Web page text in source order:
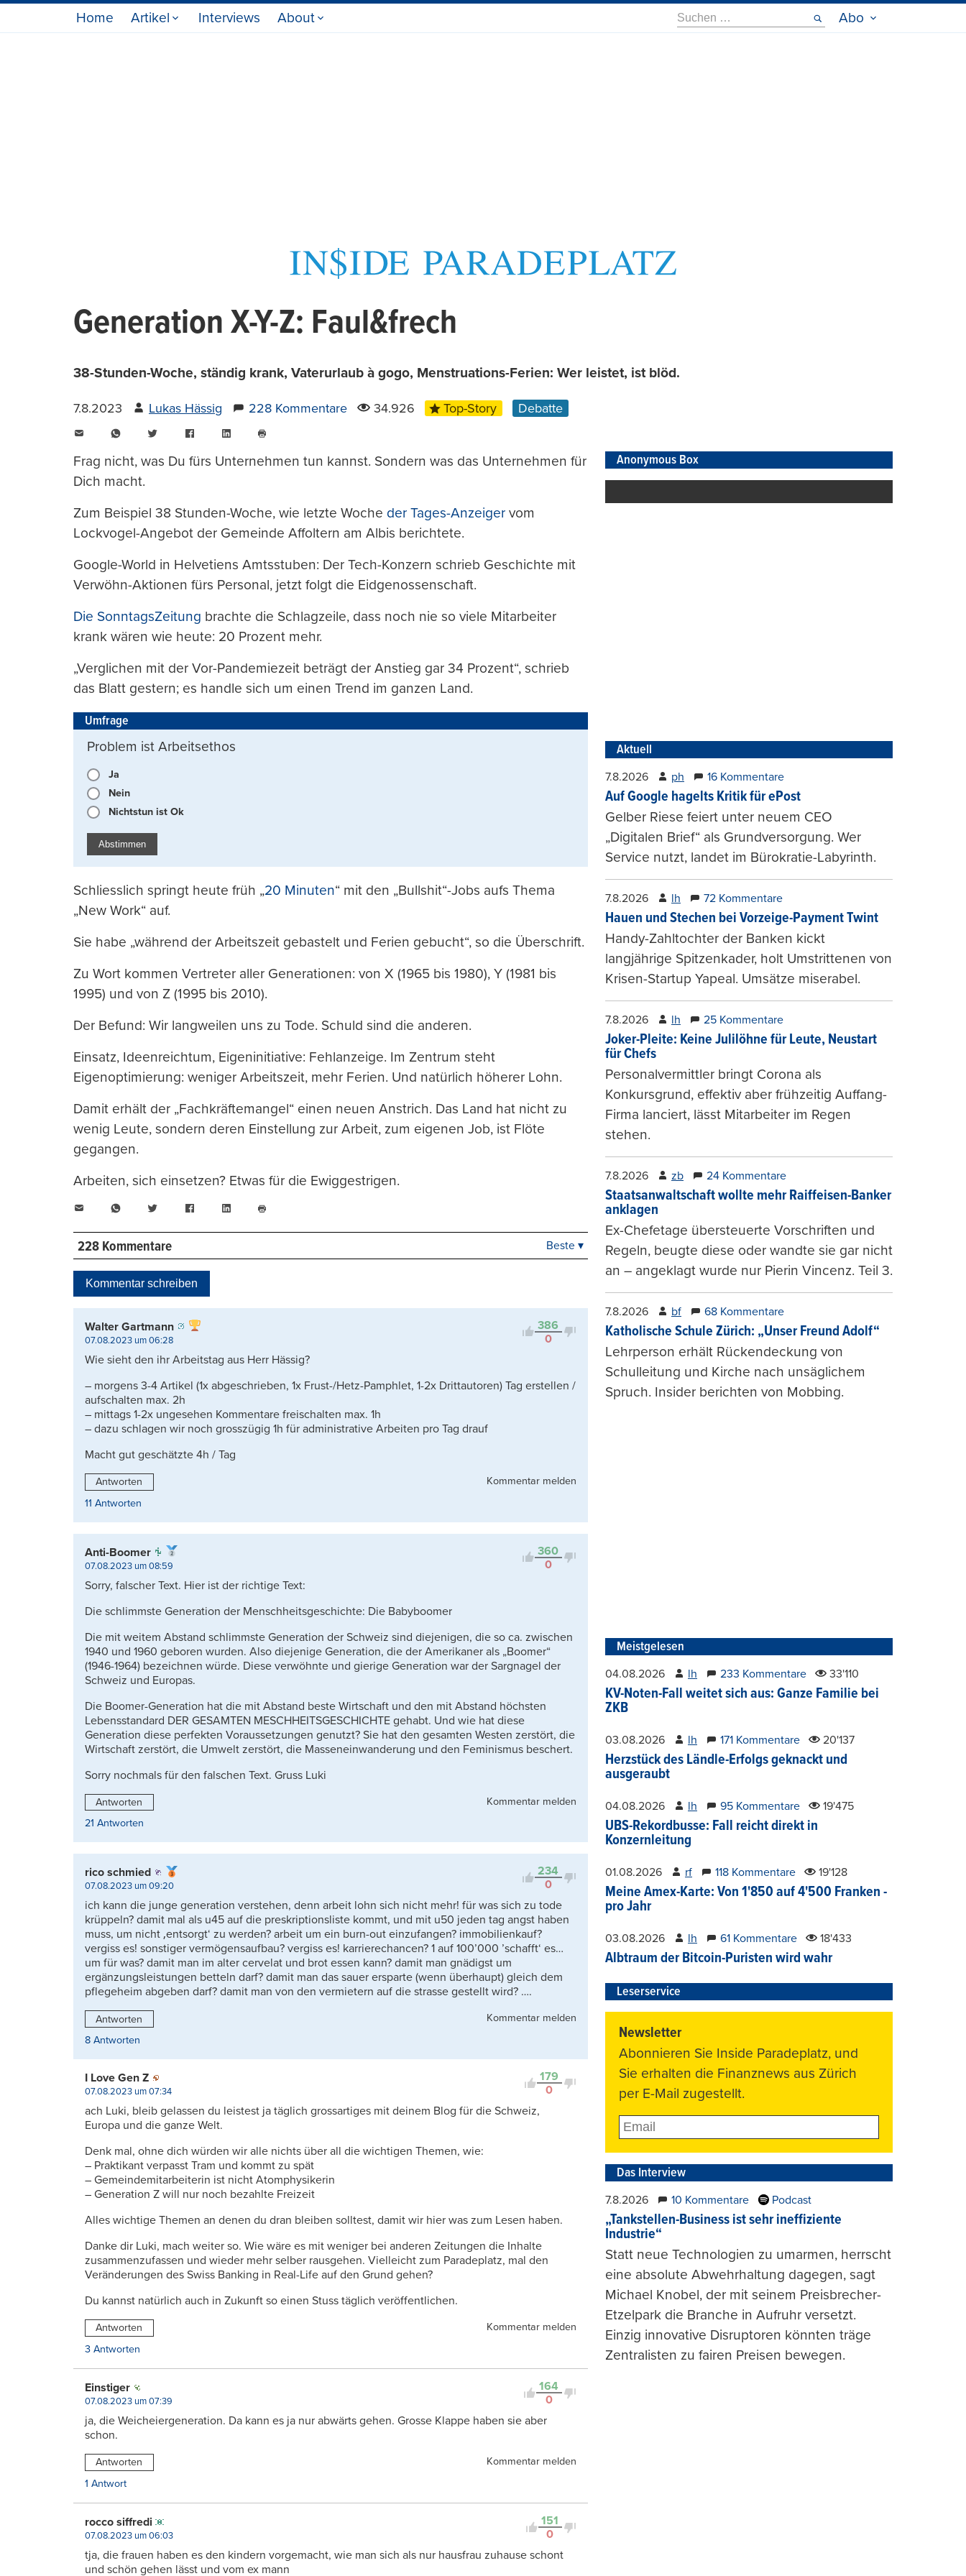
Home Artikel Interviews About
Suche
nach:
Abo
Generation X-Y-Z: Faul&frech
38-Stunden-Woche, ständig krank, Vaterurlaub à gogo, Menstruations-Ferien: Wer leistet, ist blöd.
7.8.2023 Lukas Hässig 228 Kommentare 34.926 Top-Story Debatte
WhatsAppTwitter FacebookLinkedIn
drucken
Frag nicht, was Du fürs Unternehmen tun kannst. Sondern was das Unternehmen für
Dich macht.
Zum Beispiel 38 Stunden-Woche, wie letzte Woche der Tages-Anzeiger vom
Lockvogel-Angebot der Gemeinde Affoltern am Albis berichtete.
Google-World in Helvetiens Amtsstuben: Der Tech-Konzern schrieb Geschichte mit
Verwöhn-Aktionen fürs Personal, jetzt folgt die Eidgenossenschaft.
Die SonntagsZeitung brachte die Schlagzeile, dass noch nie so viele Mitarbeiter
krank wären wie heute: 20 Prozent mehr.
„Verglichen mit der Vor-Pandemiezeit beträgt der Anstieg gar 34 Prozent“, schrieb
das Blatt gestern; es handle sich um einen Trend im ganzen Land.
Umfrage
Problem ist Arbeitsethos
Ja
Nein
Nichtstun ist Ok
Abstimmen
Schliesslich springt heute früh „20 Minuten“ mit den „Bullshit“-Jobs aufs Thema
„New Work“ auf.
Sie habe „während der Arbeitszeit gebastelt und Ferien gebucht“, so die Überschrift.
Zu Wort kommen Vertreter aller Generationen: von X (1965 bis 1980), Y (1981 bis
1995) und von Z (1995 bis 2010).
Der Befund: Wir langweilen uns zu Tode. Schuld sind die anderen.
Einsatz, Ideenreichtum, Eigeninitiative: Fehlanzeige. Im Zentrum steht
Eigenoptimierung: weniger Arbeitszeit, mehr Ferien. Und natürlich höherer Lohn.
Damit erhält der „Fachkräftemangel“ einen neuen Anstrich. Das Land hat nicht zu
wenig Leute, sondern deren Einstellung zur Arbeit, zum eigenen Job, ist Flöte
gegangen.
Arbeiten, sich einsetzen? Etwas für die Ewiggestrigen.
WhatsAppTwitter FacebookLinkedIn
drucken
228 Kommentare
Kontrovers
Beste ▾
Kommentar schreiben
386
0
Walter Gartmann
07.08.2023 um 06:28
Wie sieht den ihr Arbeitstag aus Herr Hässig?
– morgens 3-4 Artikel (1x abgeschrieben, 1x Frust-/Hetz-Pamphlet, 1-2x Drittautoren) Tag erstellen /
aufschalten max. 2h
– mittags 1-2x ungesehen Kommentare freischalten max. 1h
– dazu schlagen wir noch grosszügig 1h für administrative Arbeiten pro Tag drauf
Macht gut geschätzte 4h / Tag
Antworten
Kommentar melden
11 Antworten
360
0
Anti-Boomer
07.08.2023 um 08:59
Sorry, falscher Text. Hier ist der richtige Text:
Die schlimmste Generation der Menschheitsgeschichte: Die Babyboomer
Die mit weitem Abstand schlimmste Generation der Schweiz sind diejenigen, die so ca. zwischen
1940 und 1960 geboren wurden. Also diejenige Generation, die der Amerikaner als „Boomer“
(1946-1964) bezeichnen würde. Diese verwöhnte und gierige Generation war der Sargnagel der
Schweiz und Europas.
Die Boomer-Generation hat die mit Abstand beste Wirtschaft und den mit Abstand höchsten
Lebensstandard DER GESAMTEN MESCHHEITSGESCHICHTE gehabt. Und wie hat diese
Generation diese perfekten Voraussetzungen genutzt? Sie hat den gesamten Westen zerstört, die
Wirtschaft zerstört, die Umwelt zerstört, die Masseneinwanderung und den Feminismus beschert.
Sorry nochmals für den falschen Text. Gruss Luki
Antworten
Kommentar melden
21 Antworten
234
0
rico schmied
07.08.2023 um 09:20
ich kann die junge generation verstehen, denn arbeit lohn sich nicht mehr! für was sich zu tode
krüppeln? damit mal als u45 auf die preskriptionsliste kommt, und mit u50 jeden tag angst haben
muss, um nicht ‚entsorgt‘ zu werden? arbeit um ein burn-out einzufangen? immobilienkauf?
vergiss es! sonstiger vermögensaufbau? vergiss es! karrierechancen? 1 auf 100’000 ’schafft‘ es…
um für was? damit man im alter cervelat und brot essen kann? damit man gnädigst um
ergänzungsleistungen betteln darf? damit man das sauer ersparte (wenn überhaupt) gleich dem
pflegeheim abgeben darf? damit man von den vermietern auf die strasse gestellt wird? ….
Antworten
Kommentar melden
8 Antworten
179
0
I Love Gen Z
07.08.2023 um 07:34
ach Luki, bleib gelassen du leistest ja täglich grossartiges mit deinem Blog für die Schweiz,
Europa und die ganze Welt.
Denk mal, ohne dich würden wir alle nichts über all die wichtigen Themen, wie:
– Praktikant verpasst Tram und kommt zu spät
– Gemeindemitarbeiterin ist nicht Atomphysikerin
– Generation Z will nur noch bezahlte Freizeit
Alles wichtige Themen an denen du dran bleiben solltest, damit wir hier was zum Lesen haben.
Danke dir Luki, mach weiter so. Wie wäre es mit weniger bei anderen Zeitungen die Inhalte
zusammenzufassen und wieder mehr selber rausgehen. Vielleicht zum Paradeplatz, mal den
Veränderungen des Swiss Banking in Real-Life auf den Grund gehen?
Du kannst natürlich auch in Zukunft so einen Stuss täglich veröffentlichen.
Antworten
Kommentar melden
3 Antworten
164
0
Einstiger
07.08.2023 um 07:39
ja, die Weicheiergeneration. Da kann es ja nur abwärts gehen. Grosse Klappe haben sie aber
schon.
Antworten
Kommentar melden
1 Antwort
151
0
rocco siffredi
07.08.2023 um 06:03
tja, die frauen haben es den kindern vorgemacht, wie man sich als nur hausfrau zuhause schont
und schön gehen lässt und vom ex mann
Anonymous Box
Aktuell
7.8.2026 ph 16 Kommentare
Auf Google hagelts Kritik für ePost
Gelber Riese feiert unter neuem CEO
„Digitalen Brief“ als Grundversorgung. Wer
Service nutzt, landet im Bürokratie-Labyrinth.
7.8.2026 lh 72 Kommentare
Hauen und Stechen bei Vorzeige-Payment Twint
Handy-Zahltochter der Banken kickt
langjährige Spitzenkader, holt Umstrittenen von
Krisen-Startup Yapeal. Umsätze miserabel.
7.8.2026 lh 25 Kommentare
Joker-Pleite: Keine Julilöhne für Leute, Neustart
für Chefs
Personalvermittler bringt Corona als
Konkursgrund, effektiv aber frühzeitig Auffang-
Firma lanciert, lässt Mitarbeiter im Regen
stehen.
7.8.2026 zb 24 Kommentare
Staatsanwaltschaft wollte mehr Raiffeisen-Banker
anklagen
Ex-Chefetage übersteuerte Vorschriften und
Regeln, beugte diese oder wandte sie gar nicht
an – angeklagt wurde nur Pierin Vincenz. Teil 3.
7.8.2026 bf 68 Kommentare
Katholische Schule Zürich: „Unser Freund Adolf“
Lehrperson erhält Rückendeckung von
Schulleitung und Kirche nach unsäglichem
Spruch. Insider berichten von Mobbing.
Meistgelesen
04.08.2026 lh 233 Kommentare 33'110
KV-Noten-Fall weitet sich aus: Ganze Familie bei
ZKB
03.08.2026 lh 171 Kommentare 20'137
Herzstück des Ländle-Erfolgs geknackt und
ausgeraubt
04.08.2026 lh 95 Kommentare 19'475
UBS-Rekordbusse: Fall reicht direkt in
Konzernleitung
01.08.2026 rf 118 Kommentare 19'128
Meine Amex-Karte: Von 1'850 auf 4'500 Franken -
pro Jahr
03.08.2026 lh 61 Kommentare 18'433
Albtraum der Bitcoin-Puristen wird wahr
Leserservice
Newsletter
Abonnieren Sie Inside Paradeplatz, und
Sie erhalten die Finanznews aus Zürich
per E-Mail zugestellt.
Das Interview
7.8.2026 10 Kommentare Podcast
„Tankstellen-Business ist sehr ineffiziente
Industrie“
Statt neue Technologien zu umarmen, herrscht
eine absolute Abwehrhaltung dagegen, sagt
Michael Knobel, der mit seinem Preisbrecher-
Etzelpark die Branche in Aufruhr versetzt.
Einzig innovative Disruptoren könnten träge
Zentralisten zu fairen Preisen bewegen.